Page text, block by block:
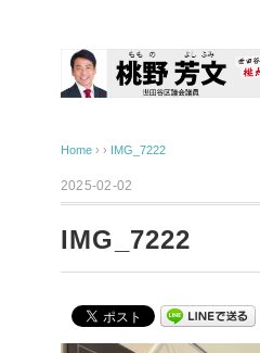
Home › › IMG_7222
2025-02-02
IMG_7222